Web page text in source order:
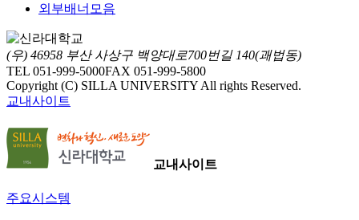
외부배너모음
(우) 46958 부산 사상구 백양대로700번길 140(괘법동)
TEL 051-999-5000FAX 051-999-5800
Copyright (C) SILLA UNIVERSITY All rights Reserved.
교내사이트
교내사이트
주요시스템